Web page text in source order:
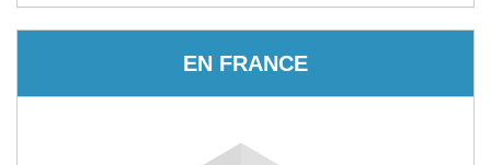
EN FRANCE